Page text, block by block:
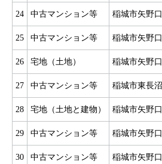
24 中古マンション等 稲城市矢野口
25 中古マンション等 稲城市矢野口
26 宅地（土地） 稲城市矢野口
27 中古マンション等 稲城市東長沼
28 宅地（土地と建物） 稲城市矢野口
29 中古マンション等 稲城市矢野口
30 中古マンション等 稲城市矢野口